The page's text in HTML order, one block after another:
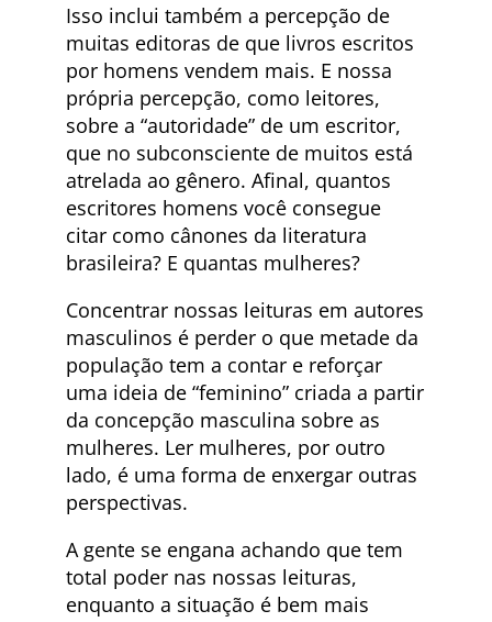
Isso inclui também a percepção de
muitas editoras de que livros escritos
por homens vendem mais. E nossa
própria percepção, como leitores,
sobre a “autoridade” de um escritor,
que no subconsciente de muitos está
atrelada ao gênero. Afinal, quantos
escritores homens você consegue
citar como cânones da literatura
brasileira? E quantas mulheres?
Concentrar nossas leituras em autores
masculinos é perder o que metade da
população tem a contar e reforçar
uma ideia de “feminino” criada a partir
da concepção masculina sobre as
mulheres. Ler mulheres, por outro
lado, é uma forma de enxergar outras
perspectivas.
A gente se engana achando que tem
total poder nas nossas leituras,
enquanto a situação é bem mais